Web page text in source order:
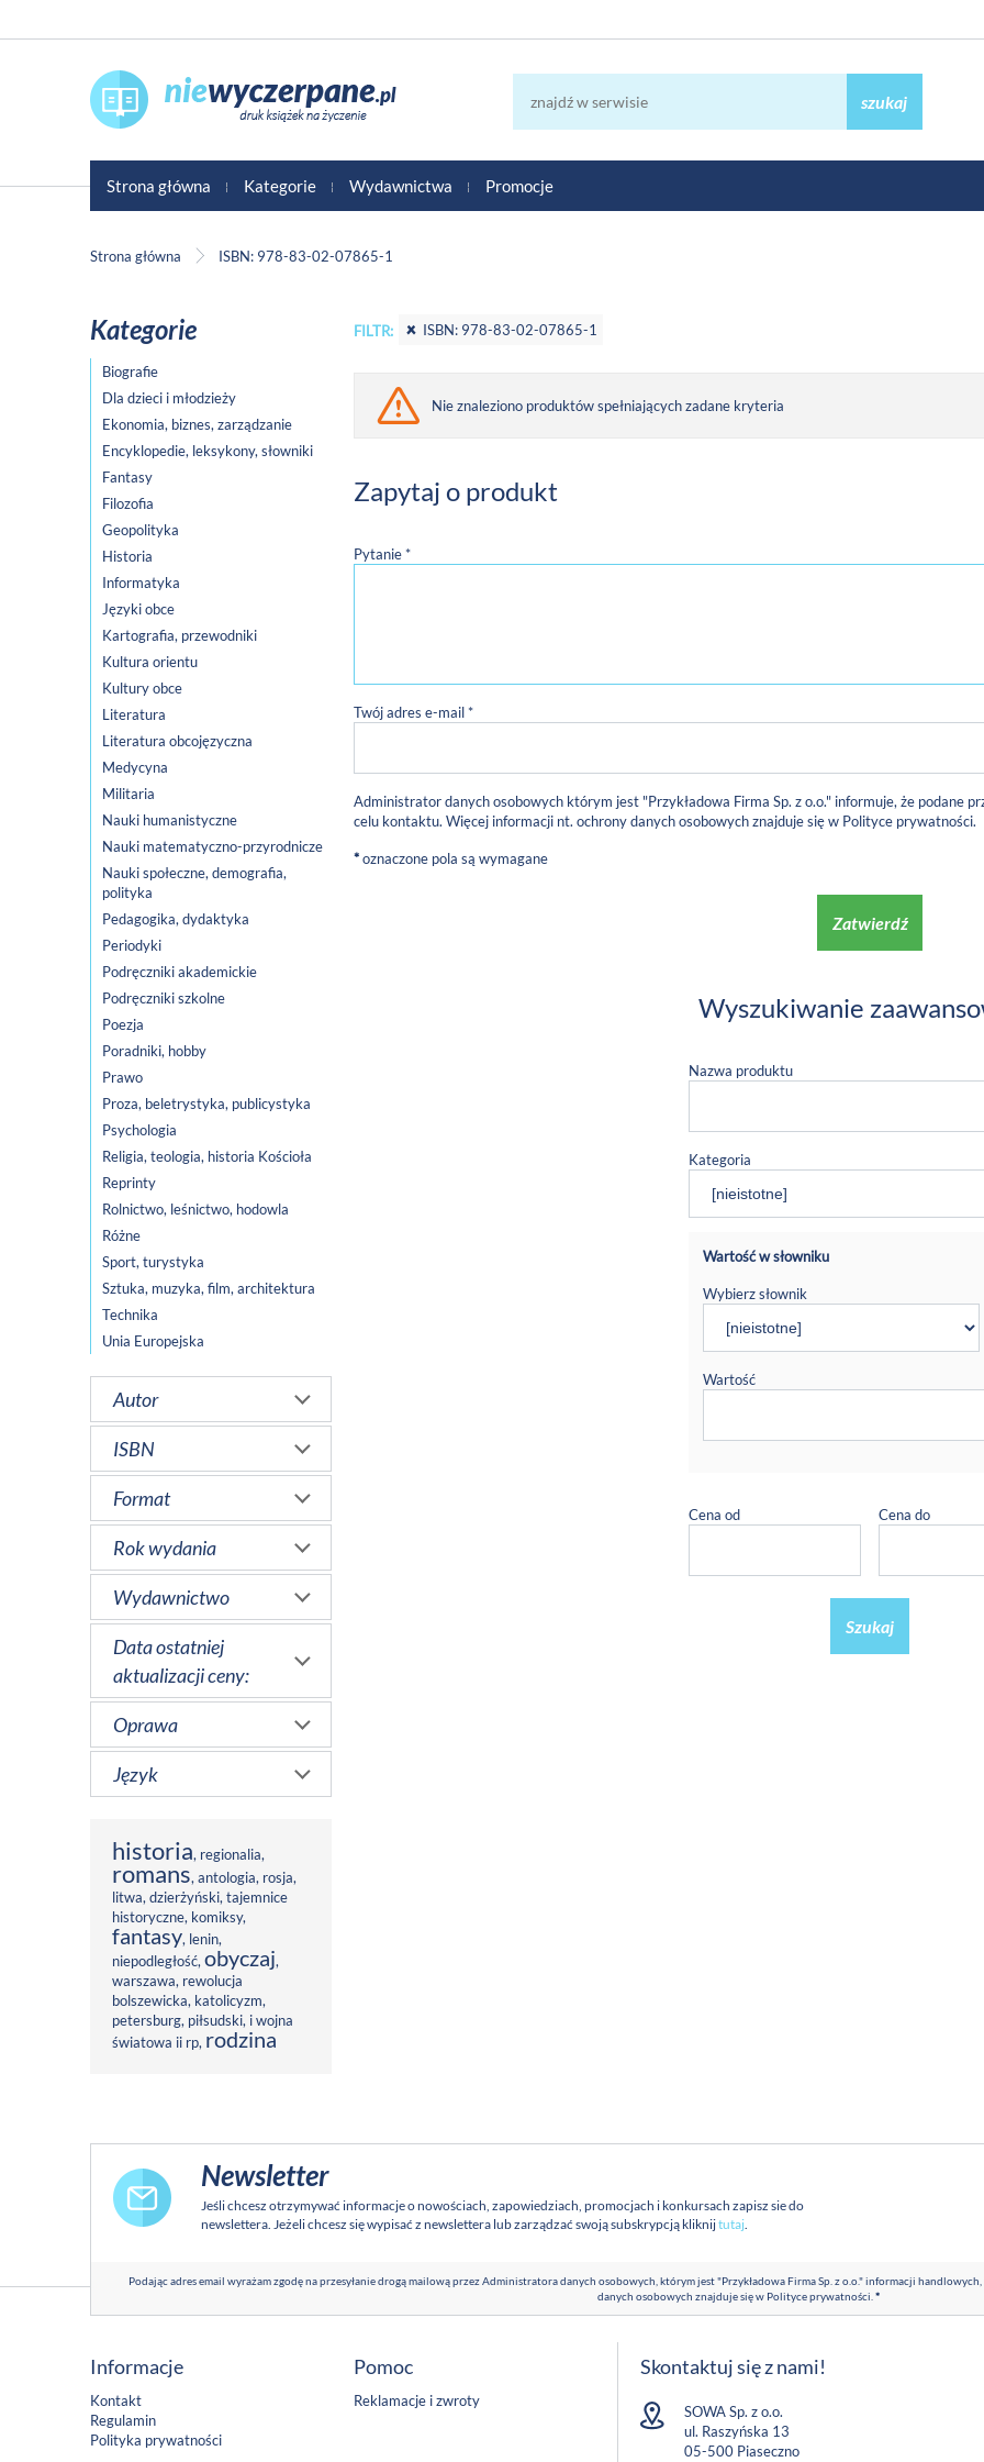
szukaj
Strona główna Kategorie Wydawnictwa Promocje
Strona główna ISBN: 978-83-02-07865-1
Kategorie
Biografie
Dla dzieci i młodzieży
Ekonomia, biznes, zarządzanie
Encyklopedie, leksykony, słowniki
Fantasy
Filozofia
Geopolityka
Historia
Informatyka
Języki obce
Kartografia, przewodniki
Kultura orientu
Kultury obce
Literatura
Literatura obcojęzyczna
Medycyna
Militaria
Nauki humanistyczne
Nauki matematyczno-przyrodnicze
Nauki społeczne, demografia,
polityka
Pedagogika, dydaktyka
Periodyki
Podręczniki akademickie
Podręczniki szkolne
Poezja
Poradniki, hobby
Prawo
Proza, beletrystyka, publicystyka
Psychologia
Religia, teologia, historia Kościoła
Reprinty
Rolnictwo, leśnictwo, hodowla
Różne
Sport, turystyka
Sztuka, muzyka, film, architektura
Technika
Unia Europejska
Autor
ISBN
Format
Rok wydania
Wydawnictwo
Data ostatniej
aktualizacji ceny:
Oprawa
Język
historia, regionalia,
romans,antologia, rosja,
litwa,dzierżyński,tajemnice
historyczne, komiksy,
fantasy, lenin,
niepodległość,obyczaj,
warszawa, rewolucja
bolszewicka, katolicyzm,
petersburg, piłsudski, i wojna
światowa ii rp, rodzina
FILTR: ISBN: 978-83-02-07865-1
Nie znaleziono produktów spełniających zadane kryteria
Zapytaj o produkt
Pytanie *
Twój adres e-mail *
Administrator danych osobowych którym jest "Przykładowa Firma Sp. z o.o." informuje, że podane
celu kontaktu. Więcej informacji nt. ochrony danych osobowych znajduje się w Polityce prywatności.
*oznaczone pola są wymagane
Zatwierdź
Wyszukiwanie
Nazwa produktu
Kategoria
Wartość w słowniku
Wybierz słownik
Wartość
Cena od Cena do
Szukaj
Newsletter
Jeśli chcesz otrzymywać informacje o nowościach, zapowiedziach, promocjach i konkursach zapisz sie do
newslettera. Jeżeli chcesz się wypisać z newslettera lub zarządzać swoją subskrypcją kliknijtutaj.
Podając adres email wyrażam zgodę na przesyłanie drogą mailową przez Administratora danych osobowych, którym jest "Przykładowa Firma Sp. z o.o." informacji
danych osobowych znajduje się w Polityce prywatności.*
Informacje
Kontakt
Regulamin
Polityka prywatności
Pomoc
Reklamacje i zwroty
Skontaktuj się z nami!
SOWA Sp. z o.o.
ul. Raszyńska 13
05-500 Piaseczno